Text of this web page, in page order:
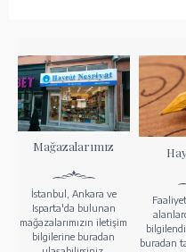
Mağazalarımız
İstanbul, Ankara ve
Isparta'da bulunan
mağazalarımızın iletişim
bilgilerine buradan
buradan